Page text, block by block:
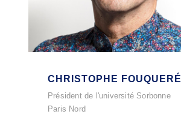
CHRISTOPHE FOUQUERÉ
Président de l'université Sorbonne
Paris Nord